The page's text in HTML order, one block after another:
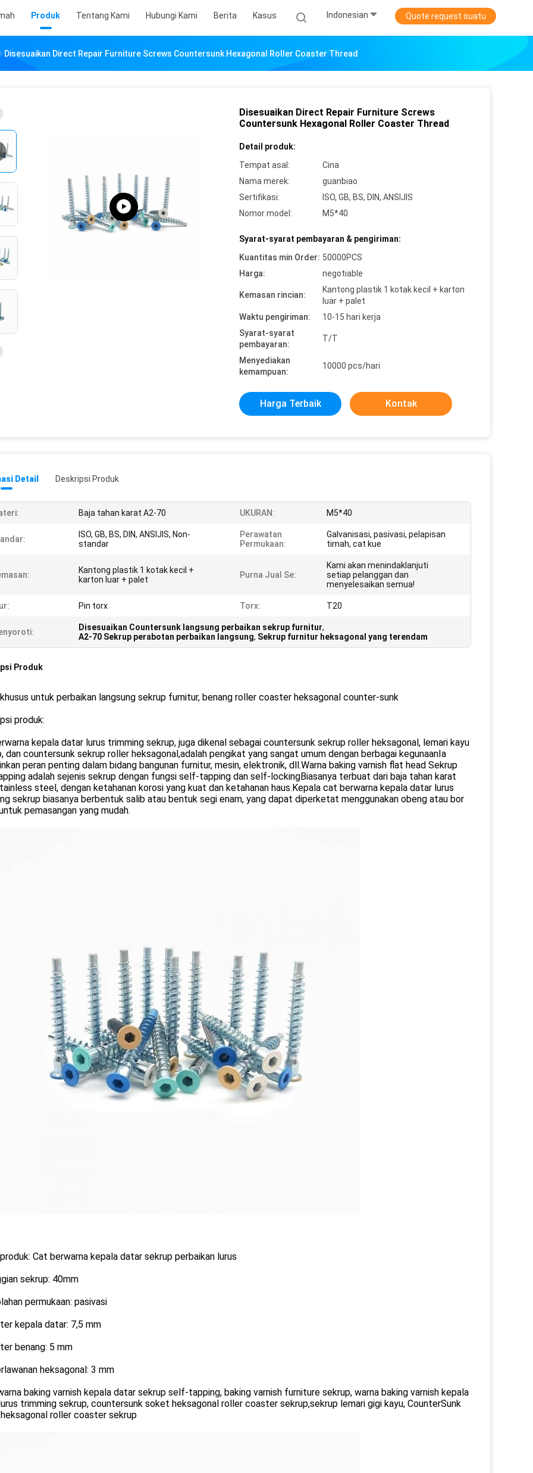
Produk Tentang Kami Hubungi Kami Berita Kasus Indonesian Quote request suatu
Disesuaikan Direct Repair Furniture Screws Countersunk Hexagonal Roller Coaster Thread
Disesuaikan Direct Repair Furniture Screws
Countersunk Hexagonal Roller Coaster Thread
Detail produk:
Tempat asal:
Cina
Nama merek:
guanbiao
Sertifikasi:
ISO, GB, BS, DIN, ANSIJIS
Nomor model:
M5*40
Syarat-syarat pembayaran & pengiriman:
Kuantitas min Order: 50000PCS
Harga:
negotiable
Kemasan rincian:
Kantong plastik 1 kotak kecil + karton
luar + palet
Waktu pengiriman:
10-15 hari kerja
Syarat-syarat
pembayaran:
T/T
Menyediakan
kemampuan:
10000 pcs/hari
Harga Terbaik Kontak
Detail Deskripsi Produk
Baja tahan karat A2-70 UKURAN: M5*40
ISO, GB, BS, DIN, ANSIJIS, Non-
standar
Perawatan
Permukaan:
Galvanisasi, pasivasi, pelapisan
timah, cat kue
Kantong plastik 1 kotak kecil +
karton luar + palet
Purna Jual Se:
Kami akan menindaklanjuti
setiap pelanggan dan
menyelesaikan semua!
Pin torx Torx: T20
Disesuaikan Countersunk langsung perbaikan sekrup furnitur,
A2-70 Sekrup perabotan perbaikan langsung, Sekrup furnitur heksagonal yang terendam
Produk
untuk perbaikan langsung sekrup furnitur, benang roller coaster heksagonal counter-sunk
produk:
kepala datar lurus trimming sekrup, juga dikenal sebagai countersunk sekrup roller heksagonal, lemari kayu
dan countersunk sekrup roller heksagonal,adalah pengikat yang sangat umum dengan berbagai kegunaanIa
peran penting dalam bidang bangunan furnitur, mesin, elektronik, dll.Warna baking varnish flat head Sekrup
adalah sejenis sekrup dengan fungsi self-tapping dan self-lockingBiasanya terbuat dari baja tahan karat
steel, dengan ketahanan korosi yang kuat dan ketahanan haus.Kepala cat berwarna kepala datar lurus
sekrup biasanya berbentuk salib atau bentuk segi enam, yang dapat diperketat menggunakan obeng atau bor
pemasangan yang mudah.
Cat berwarna kepala datar sekrup perbaikan lurus
sekrup: 40mm
permukaan: pasivasi
kepala datar: 7,5 mm
benang: 5 mm
heksagonal: 3 mm
baking varnish kepala datar sekrup self-tapping, baking varnish furniture sekrup, warna baking varnish kepala
trimming sekrup, countersunk soket heksagonal roller coaster sekrup,sekrup lemari gigi kayu, CounterSunk
roller coaster sekrup